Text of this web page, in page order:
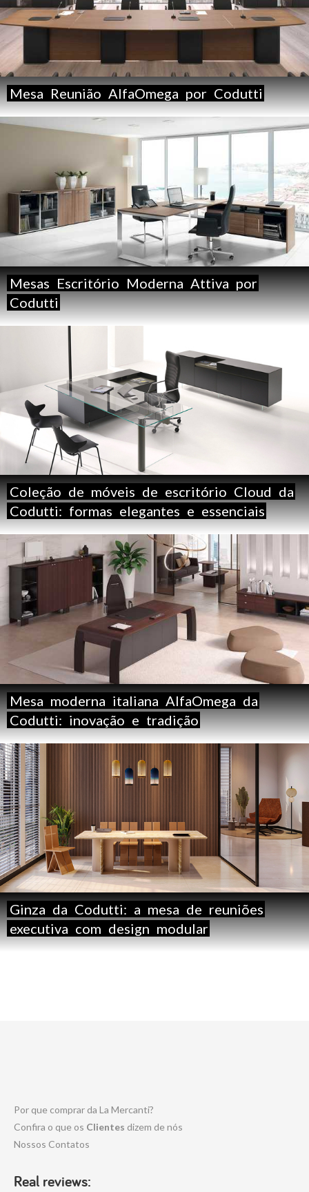
Mesa Reunião AlfaOmega por Codutti
Mesas Escritório Moderna Attiva por
Codutti
Coleção de móveis de escritório Cloud da
Codutti: formas elegantes e essenciais
Mesa moderna italiana AlfaOmega da
Codutti: inovação e tradição
Ginza da Codutti: a mesa de reuniões
executiva com design modular
Por que comprar da La Mercanti?
Confira o que os Clientes dizem de nós
Nossos Contatos
Real reviews: